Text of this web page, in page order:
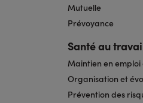
Mutuelle
Prévoyance
Santé au
Maintien en emploi
Organisation et
Prévention des